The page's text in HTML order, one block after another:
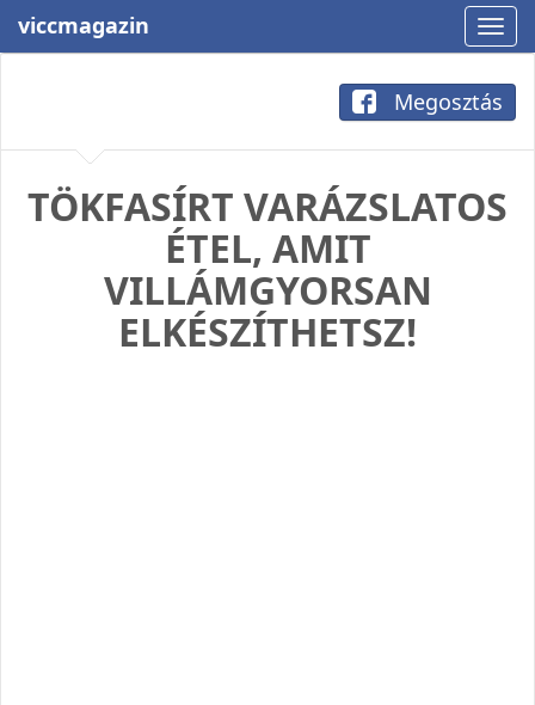
viccmagazin
Megosztás
TÖKFASÍRT VARÁZSLATOS
ÉTEL, AMIT
VILLÁMGYORSAN
ELKÉSZÍTHETSZ!